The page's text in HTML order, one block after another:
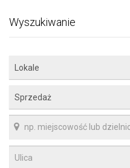
Wyszukiwanie
Lokale
Sprzedaż